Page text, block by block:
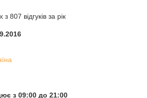
807 відгуків за рік
з 09:00 до 21:00